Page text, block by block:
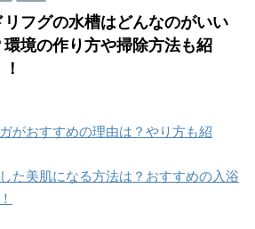
リフグの水槽はどんなのがいい
環境の作り方や掃除方法も紹
がおすすめの理由は？やり方も紹
た美肌になる方法は？おすすめの入浴